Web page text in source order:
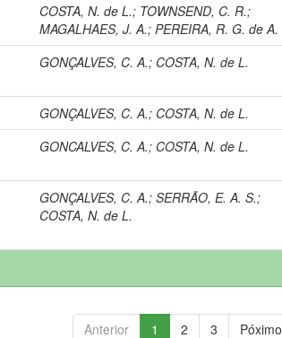
COSTA, N. de L.; TOWNSEND, C. R.;
MAGALHAES, J. A.;PEREIRA, R. G. de A.
GONÇALVES, C. A.; COSTA, N. de L.
GONÇALVES, C. A.; COSTA, N. de L.
GONCALVES, C. A.; COSTA, N. de L.
GONÇALVES, C. A.;SERRÃO, E. A. S.;
COSTA, N. de L.
Anterior 1 2 3 Póximo